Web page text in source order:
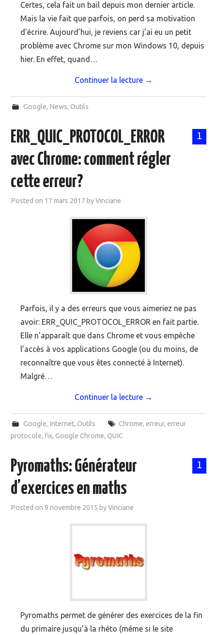
Certes, cela fait un bail depuis mon dernier article.
Mais la vie fait que parfois, on perd sa motivation
d’écrire. Aujourd’hui, je reviens car j’ai eu un petit
problème avec Chrome sur mon Windows 10, depuis
hier. En effet, quand…
Continuer la lecture →
Google, News, Outils
1
ERR_QUIC_PROTOCOL_ERROR
avec Chrome: comment régler
cette erreur?
Posted on 17 mars 2017 byVinciane
Parfois, il y a des erreurs que vous aimeriez ne pas
avoir: ERR_QUIC_PROTOCOL_ERROR en fait partie.
Elle n’apparaît que dans Chrome et vous empêche
l’accès à vos applications Google (ou du moins, de
reconnaître que vous êtes connecté à Internet).
Malgré…
Continuer la lecture →
Google, Internet, Outils Chrome, erreur, erreur
protocole, fix,Google Chrome,QUIC
1
Pyromaths: Générateur
d’exercices en maths
Posted on9 novembre 2015 byVinciane
Pyromaths permet de générer des exercices de la fin
du primaire jusqu’à la rhéto (même si le site